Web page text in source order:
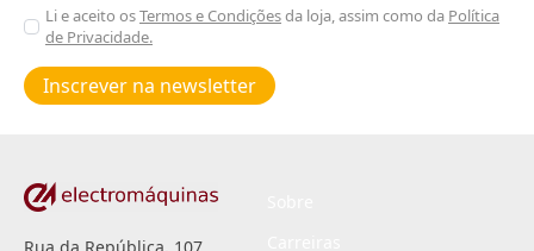
Aceitar
Poiticas
de
privacidade
Li e aceito osTermos e Condiçõesda loja, assim como da Política
de Privacidade.
Inscrever na newsletter